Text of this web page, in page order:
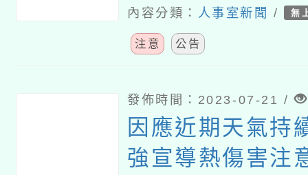
2、3次招考)結
內容分類： 人事室新聞 / 無
注意 公告
發佈時間：2023-07-21 /
因應近期天氣持
強宣導熱傷害注